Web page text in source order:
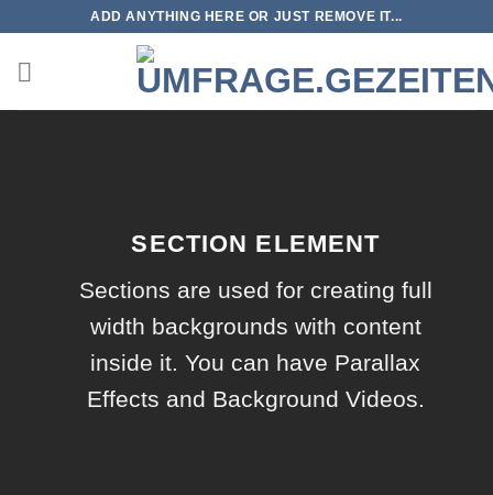
springen
ADD ANYTHING HERE OR JUST REMOVE IT...
SECTION ELEMENT
Sections are used for creating full
width backgrounds with content
inside it. You can have Parallax
Effects and Background Videos.